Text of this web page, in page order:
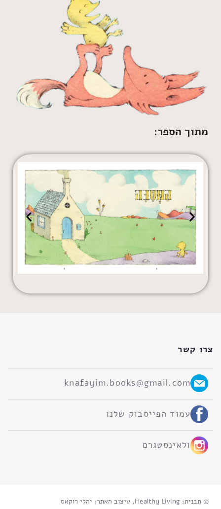
מתוך הספר:
צרו קשר
knafayim.books@gmail.com
עמוד הפייסבוק שלנו
ולאינסטגרם
© תבנית: Healthy Living, עיצוב האתר: יהלי רוקאס